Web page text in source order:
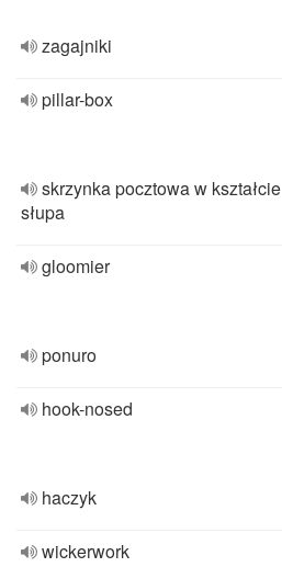
zagajniki
pillar-box
skrzynka pocztowa w kształcie
słupa
gloomier
ponuro
hook-nosed
haczyk
wickerwork